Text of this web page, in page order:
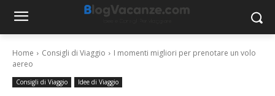
Home Consigli di Viaggio
I momenti migliori per prenotare un volo
aereo
Consigli di Viaggio Idee di Viaggio